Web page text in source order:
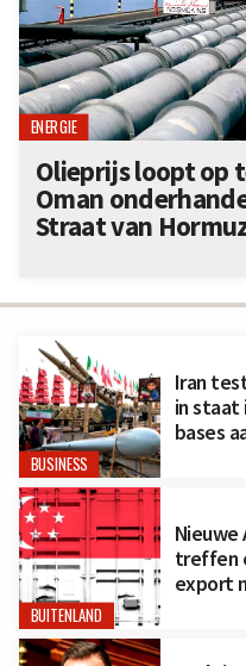
BUSINESS
Iran
in staat
bases
BUITENLAND
Nieuwe
treffen
export
ENERGIE
Olieprijs loopt op
Oman
Straat van